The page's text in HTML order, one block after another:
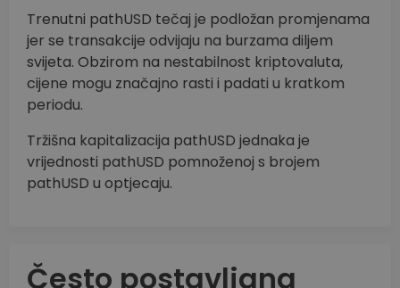
Trenutni pathUSD tečaj je podložan promjenama
jer se transakcije odvijaju na burzama diljem
svijeta. Obzirom na nestabilnost kriptovaluta,
cijene mogu značajno rasti i padati u kratkom
periodu.
Tržišna kapitalizacija pathUSD jednaka je
vrijednosti pathUSD pomnoženoj s brojem
pathUSD u optjecaju.
Često postavljana